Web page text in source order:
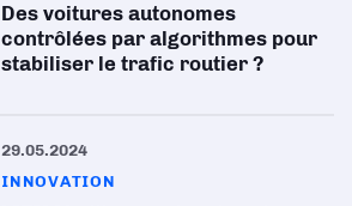
Des voitures autonomes
contrôlées par algorithmes pour
stabiliser le trafic routier ?
29.05.2024
INNOVATION